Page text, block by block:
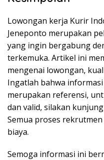
Lowongan kerja Kurir
Jeneponto merupakan
yang ingin bergabung
terkemuka. Artikel ini
mengenai lowongan,
Ingatlah bahwa
merupakan referensi,
dan valid, silakan
Semua proses
biaya.
Semoga informasi ini